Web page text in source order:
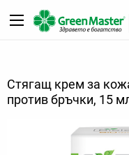
Стягащ крем за
против бръчки, 15